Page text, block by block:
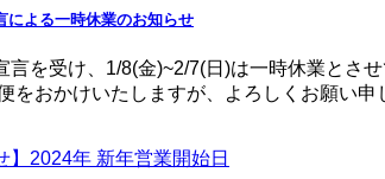
による一時休業のお知らせ
言を受け、1/8(金)~2/7(日)は一時休業とさ
をおかけいたしますが、よろしくお願い申
】2024年 新年営業開始日